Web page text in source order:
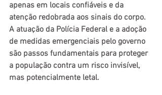
apenas em locais confiáveis e da
atenção redobrada aos sinais do corpo.
A atuação da Polícia Federal e a adoção
de medidas emergenciais pelo governo
são passos fundamentais para proteger
a população contra um risco invisível,
mas potencialmente letal.